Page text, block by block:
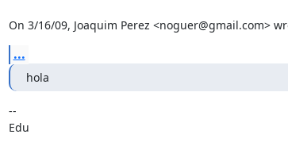
On 3/16/09, Joaquim Perez <noguer@gmail.com>
...
hola
--
Edu